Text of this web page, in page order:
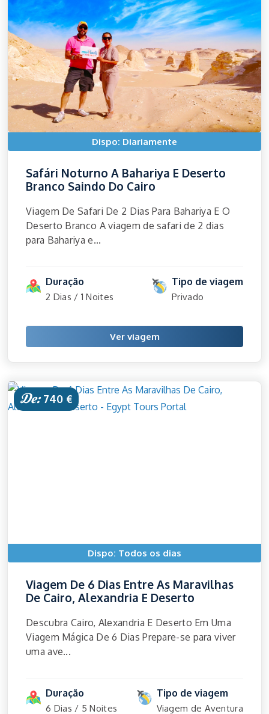
Dispo: Diariamente
Safári Noturno A Bahariya E Deserto
Branco Saindo Do Cairo
Viagem De Safari De 2 Dias Para Bahariya E O
Deserto Branco A viagem de safari de 2 dias
para Bahariya e...
Duração
2 Dias / 1 Noites
Tipo de viagem
Privado
Ver viagem
De:740 €
Dispo: Todos os dias
Viagem De 6 Dias Entre As Maravilhas
De Cairo, Alexandria E Deserto
Descubra Cairo, Alexandria E Deserto Em Uma
Viagem Mágica De 6 Dias Prepare-se para viver
uma ave...
Duração
6 Dias / 5 Noites
Tipo de viagem
Viagem de Aventura